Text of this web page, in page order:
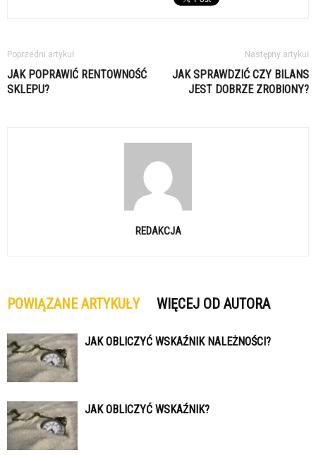
Poprzedni artykuł
JAK POPRAWIĆ RENTOWNOŚĆ
SKLEPU?
Następny artykuł
JAK SPRAWDZIĆ CZY BILANS
JEST DOBRZE ZROBIONY?
REDAKCJA
POWIĄZANE ARTYKUŁY WIĘCEJ OD AUTORA
JAK OBLICZYĆ WSKAŹNIK NALEŻNOŚCI?
JAK OBLICZYĆ WSKAŹNIK?